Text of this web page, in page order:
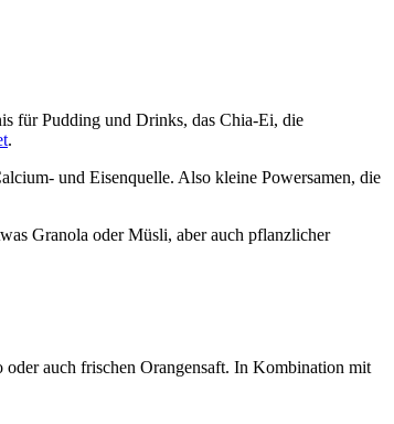
für Pudding und Drinks, das Chia-Ei, die
.
und Eisenquelle. Also kleine Powersamen, die
Granola oder Müsli, aber auch pflanzlicher
auch frischen Orangensaft. In Kombination mit